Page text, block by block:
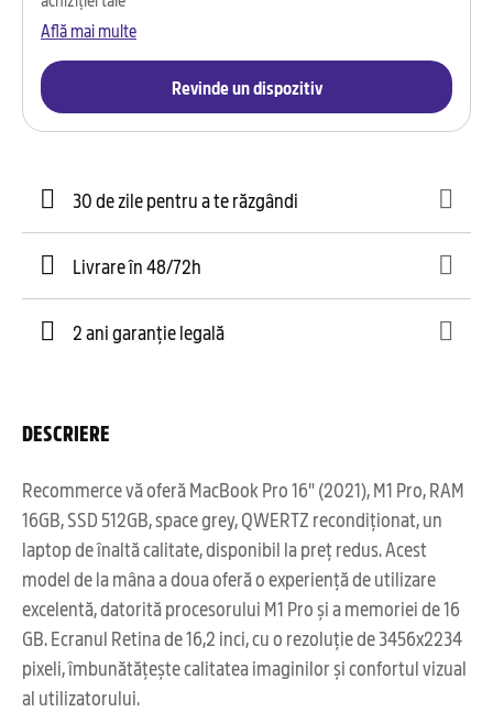
Află mai multe
Revinde un dispozitiv
30 de zile pentru a te răzgândi
Livrare în 48/72h
2 ani garanție legală
DESCRIERE
Recommerce vă oferă MacBook Pro 16" (2021), M1 Pro, RAM
16GB, SSD 512GB, space grey, QWERTZ recondiționat, un
laptop de înaltă calitate, disponibil la preț redus. Acest
model de la mâna a doua oferă o experiență de utilizare
excelentă, datorită procesorului M1 Pro și a memoriei de 16
GB. Ecranul Retina de 16,2 inci, cu o rezoluție de 3456x2234
pixeli, îmbunătățește calitatea imaginilor și confortul vizual
al utilizatorului.